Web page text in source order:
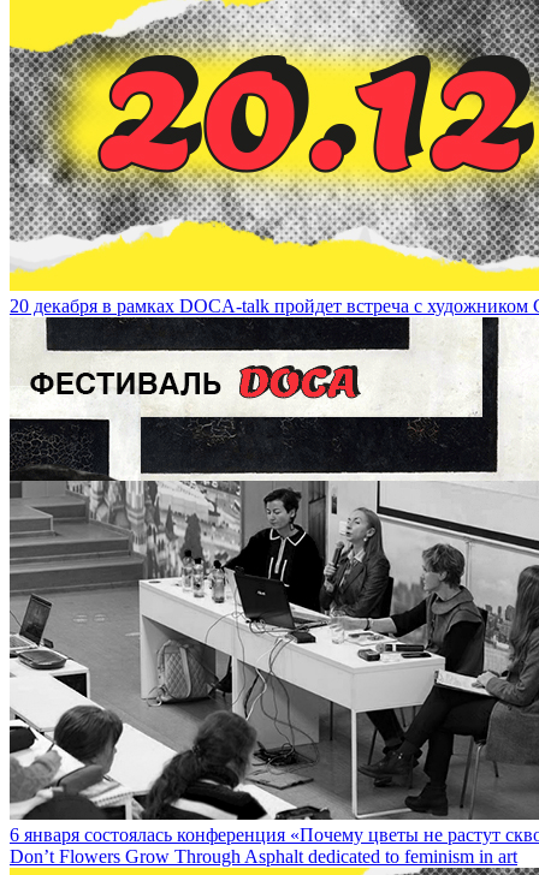
Казимир Малевич - художник, определивший будущее / Kazimir
20 декабря в рамках DOCA-talk пройдет встреча с
22 февраля в 18:00 в Технопарке Сколково состоится public
on February 22 at 6 p.m.
6 января состоялась конференция «Почему цветы не растут
Don’t Flowers Grow Through Asphalt dedicated to feminism in art